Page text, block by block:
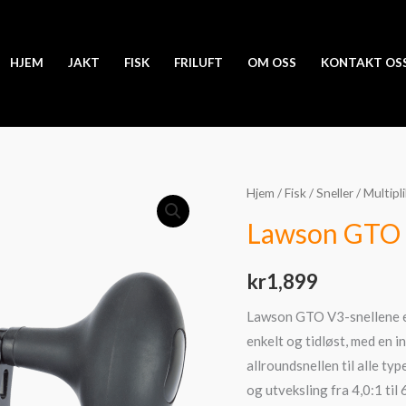
HJEM JAKT FISK FRILUFT OM OSS KONTAKT
Hjem /Fisk/Sneller/
Lawson
kr1,899
Lawson GTO V3-
enkelt og tidløst, med en
allroundsnellen til alle
og utveksling fra 4,0:1 til
Lawson
V3